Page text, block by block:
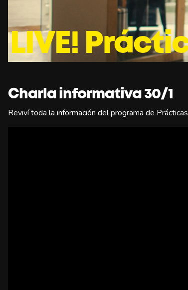
LIVE!
Charla informativa 30/1
Reviví toda la información del programa de